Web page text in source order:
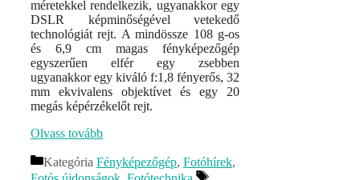
méretekkel rendelkezik, ugyanakkor egy
DSLR képminőségével vetekedő
technológiát rejt. A mindössze 108 g-os
és 6,9 cm magas fényképezőgép
egyszerűen elfér egy zsebben
ugyanakkor egy kiváló f:1,8 fényerős, 32
mm ekvivalens objektívet és egy 20
megás képérzékelőt rejt.
Olvass tovább
Kategória Fényképezőgép, Fotóhírek,